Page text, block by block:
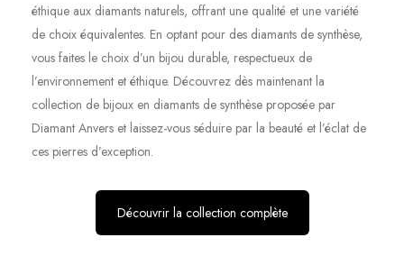
éthique aux diamants naturels, offrant une qualité et une variété
de choix équivalentes. En optant pour des diamants de synthèse,
vous faites le choix d’un bijou durable, respectueux de
l’environnement et éthique. Découvrez dès maintenant la
collection de bijoux en diamants de synthèse proposée par
Diamant Anvers et laissez-vous séduire par la beauté et l’éclat de
ces pierres d’exception.
Découvrir la collection complète